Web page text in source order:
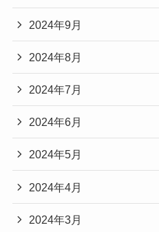
2024年9月
2024年8月
2024年7月
2024年6月
2024年5月
2024年4月
2024年3月